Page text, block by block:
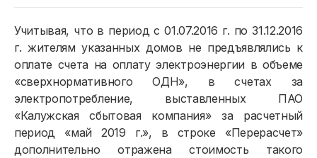
Учитывая, что в период с 01.07.2016 г. по 31.12.2016
г. жителям указанных домов не предъявлялись к
оплате счета на оплату электроэнергии в объеме
«сверхнормативного ОДН», в счетах за
электропотребление, выставленных ПАО
«Калужская сбытовая компания» за расчетный
период «май 2019 г.», в строке «Перерасчет»
дополнительно отражена стоимость такого